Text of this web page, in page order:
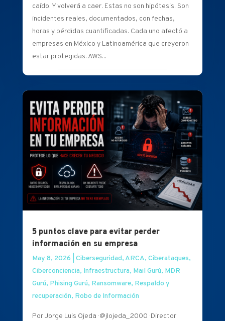
caído. Y volverá a caer. Estas no son hipótesis. Son
incidentes reales, documentados, con fechas,
horas y pérdidas cuantificadas. Cada uno afectó a
empresas en México y Latinoamérica que creyeron
estar protegidas. AWS...
5 puntos clave para evitar perder
información en su empresa
May 8, 2026 Ciberseguridad,ARCA, Ciberataques,
Ciberconciencia, Infraestructura, Mail Gurú, MDR
Gurú, Phising Gurú, Ransomware, Respaldo y
recuperación, Robo de Información
Por Jorge Luis Ojeda · @jlojeda_2000 · Director